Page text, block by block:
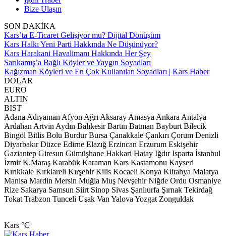
Bize Ulaşın
SON DAKİKA
Kars’ta E-Ticaret Gelişiyor mu? Dijital Dönüşüm
Kars Halkı Yeni Parti Hakkında Ne Düşünüyor?
Kars Harakani Havalimanı Hakkında Her Şey
Sarıkamış’a Bağlı Köyler ve Yaygın Soyadları
Kağızman Köyleri ve En Çok Kullanılan Soyadları | Kars Haber
DOLAR
EURO
ALTIN
BIST
Adana Adıyaman Afyon Ağrı Aksaray Amasya Ankara Antalya
Ardahan Artvin Aydın Balıkesir Bartın Batman Bayburt Bilecik
Bingöl Bitlis Bolu Burdur Bursa Çanakkale Çankırı Çorum Denizli
Diyarbakır Düzce Edirne Elazığ Erzincan Erzurum Eskişehir
Gaziantep Giresun Gümüşhane Hakkari Hatay Iğdır Isparta İstanbul
İzmir K.Maraş Karabük Karaman Kars Kastamonu Kayseri
Kırıkkale Kırklareli Kırşehir Kilis Kocaeli Konya Kütahya Malatya
Manisa Mardin Mersin Muğla Muş Nevşehir Niğde Ordu Osmaniye
Rize Sakarya Samsun Siirt Sinop Sivas Şanlıurfa Şırnak Tekirdağ
Tokat Trabzon Tunceli Uşak Van Yalova Yozgat Zonguldak
Kars °C